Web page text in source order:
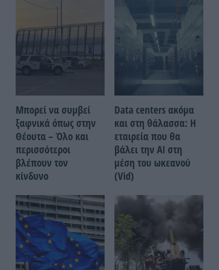
Μπορεί να συμβεί
ξαφνικά όπως στην
Θέουτα – Όλο και
περισσότεροι
βλέπουν τον
κίνδυνο
Data centers ακόμα
και στη θάλασσα: Η
εταιρεία που θα
βάλει την ΑΙ στη
μέση του ωκεανού
(Vid)